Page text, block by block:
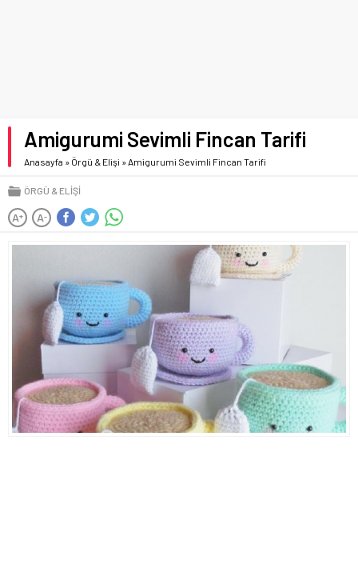
Amigurumi Sevimli Fincan Tarifi
Anasayfa » Örgü & Elişi »Amigurumi Sevimli Fincan Tarifi
ÖRGÜ & ELIŞI
A+ A-